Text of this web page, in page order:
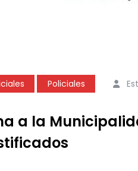
Policiales
a la